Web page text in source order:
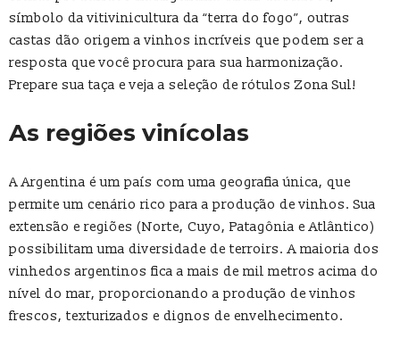
símbolo da vitivinicultura da “terra do fogo”, outras
castas dão origem a vinhos incríveis que podem ser a
resposta que você procura para sua harmonização.
Prepare sua taça e veja a seleção de rótulos Zona Sul!
As regiões vinícolas
A Argentina é um país com uma geografia única, que
permite um cenário rico para a produção de vinhos. Sua
extensão e regiões (Norte, Cuyo, Patagônia e Atlântico)
possibilitam uma diversidade de terroirs. A maioria dos
vinhedos argentinos fica a mais de mil metros acima do
nível do mar, proporcionando a produção de vinhos
frescos, texturizados e dignos de envelhecimento.